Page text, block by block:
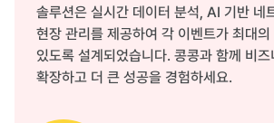
솔루션은 실시간 데이터 분석, AI 기반 네
현장 관리를 제공하여 각 이벤트가 최대
있도록 설계되었습니다. 콩콩과 함께 비
확장하고 더 큰 성공을 경험하세요.